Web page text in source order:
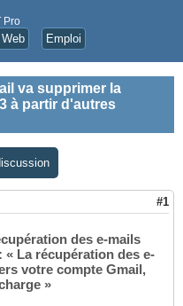
Pro
Emploi
va supprimer la
à partir d'autres
#1
des e-mails
La récupération des e-
votre compte Gmail,
»